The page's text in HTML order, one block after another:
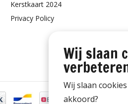
Kerstkaart 2024
Privacy Policy
Wij slaan
Wij slaan
akkoord?